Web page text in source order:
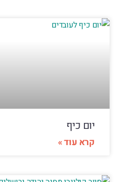
יום כיף
קרא עוד »